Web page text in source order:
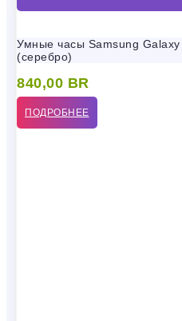
Умные часы Samsung
(серебро)
840,00 BR
ПОДРОБНЕЕ